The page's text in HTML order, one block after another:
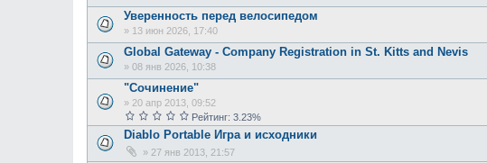
Уверенность перед велосипедом
» 13 июн 2026, 17:40
Global Gateway - Company Registration in St. Kitts and Nevis
» 08 янв 2026, 10:38
"Сочинение"
» 20 апр 2013, 09:52
Рейтинг: 3.23%
Diablo Portable Игра и исходники
» 27 янв 2013, 21:57